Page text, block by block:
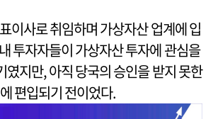
이사로 취임하며 가상자산 업계에 입
투자자들이 가상자산 투자에 관심을
였지만, 아직 당국의 승인을 받지 못한
편입되기 전이었다.